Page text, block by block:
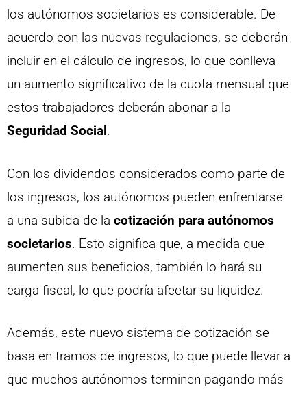
los autónomos societarios es considerable. De
acuerdo con las nuevas regulaciones, se deberán
incluir en el cálculo de ingresos, lo que conlleva
un aumento significativo de la cuota mensual que
estos trabajadores deberán abonar a la
Seguridad Social.
Con los dividendos considerados como parte de
los ingresos, los autónomos pueden enfrentarse
a una subida de la cotización para autónomos
societarios. Esto significa que, a medida que
aumenten sus beneficios, también lo hará su
carga fiscal, lo que podría afectar su liquidez.
Además, este nuevo sistema de cotización se
basa en tramos de ingresos, lo que puede llevar a
que muchos autónomos terminen pagando más